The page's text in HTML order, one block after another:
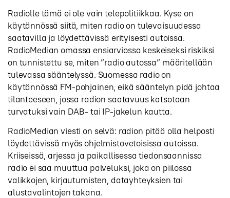
Radiolle tämä ei ole vain telepolitiikkaa. Kyse on
käytännössä siitä, miten radio on tulevaisuudessa
saatavilla ja löydettävissä erityisesti autoissa.
RadioMedian omassa ensiarviossa keskeiseksi riskiksi
on tunnistettu se, miten ”radio autossa” määritellään
tulevassa sääntelyssä. Suomessa radio on
käytännössä FM-pohjainen, eikä sääntelyn pidä johtaa
tilanteeseen, jossa radion saatavuus katsotaan
turvatuksi vain DAB- tai IP-jakelun kautta.
RadioMedian viesti on selvä: radion pitää olla helposti
löydettävissä myös ohjelmistovetoisissa autoissa.
Kriiseissä, arjessa ja paikallisessa tiedonsaannissa
radio ei saa muuttua palveluksi, joka on piilossa
valikkojen, kirjautumisten, datayhteyksien tai
alustavalintojen takana.